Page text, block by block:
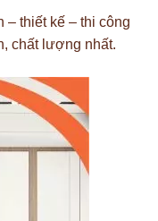
– thiết kế – thi công
chất lượng nhất.